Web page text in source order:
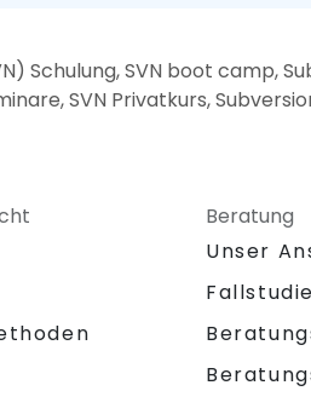
Schulung, SVN boot camp,
SVN Privatkurs,
Beratung
Unser